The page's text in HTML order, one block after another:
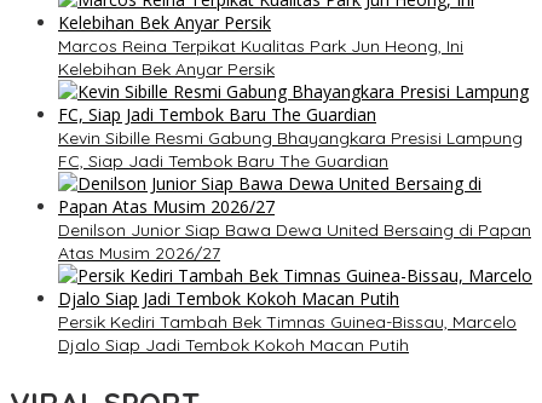
Marcos Reina Terpikat Kualitas Park Jun Heong, Ini
Kelebihan Bek Anyar Persik
Kevin Sibille Resmi Gabung Bhayangkara Presisi Lampung
FC, Siap Jadi Tembok Baru The Guardian
Denilson Junior Siap Bawa Dewa United Bersaing di Papan
Atas Musim 2026/27
Persik Kediri Tambah Bek Timnas Guinea-Bissau, Marcelo
Djalo Siap Jadi Tembok Kokoh Macan Putih